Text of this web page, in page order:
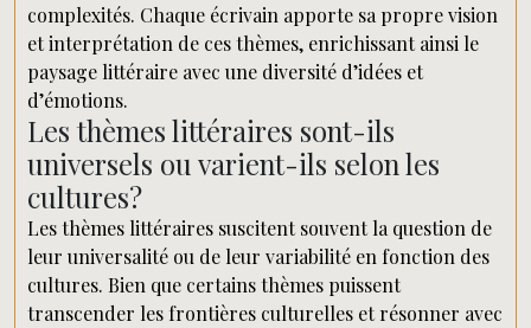
complexités. Chaque écrivain apporte sa propre vision
et interprétation de ces thèmes, enrichissant ainsi le
paysage littéraire avec une diversité d’idées et
d’émotions.
Les thèmes littéraires sont-ils
universels ou varient-ils selon les
cultures?
Les thèmes littéraires suscitent souvent la question de
leur universalité ou de leur variabilité en fonction des
cultures. Bien que certains thèmes puissent
transcender les frontières culturelles et résonner avec